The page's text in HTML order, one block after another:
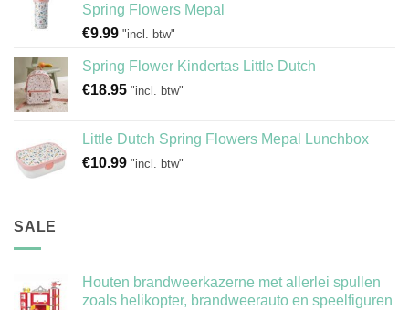
Spring Flowers Mepal
€9.99 "incl. btw"
Spring Flower Kindertas Little Dutch
€18.95 "incl. btw"
Little Dutch Spring Flowers Mepal Lunchbox
€10.99 "incl. btw"
SALE
Houten brandweerkazerne met allerlei spullen
zoals helikopter, brandweerauto en speelfiguren